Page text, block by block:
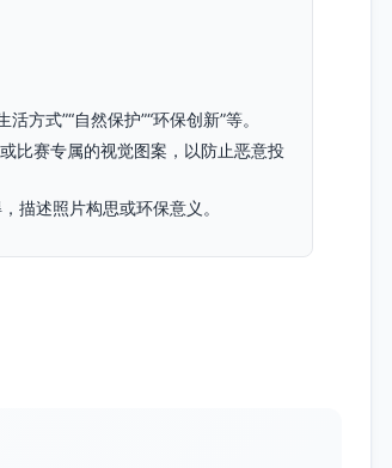
方式”“自然保护”“环保创新”等。
比赛专属的视觉图案，以防止恶意投
描述照片构思或环保意义。